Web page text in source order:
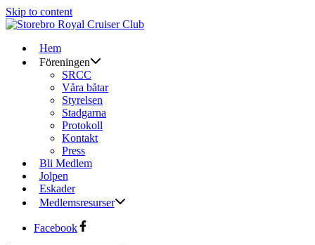
Skip to content
Hem
Föreningen
SRCC
Våra båtar
Styrelsen
Stadgarna
Protokoll
Kontakt
Press
Bli Medlem
Jolpen
Eskader
Medlemsresurser
Facebook